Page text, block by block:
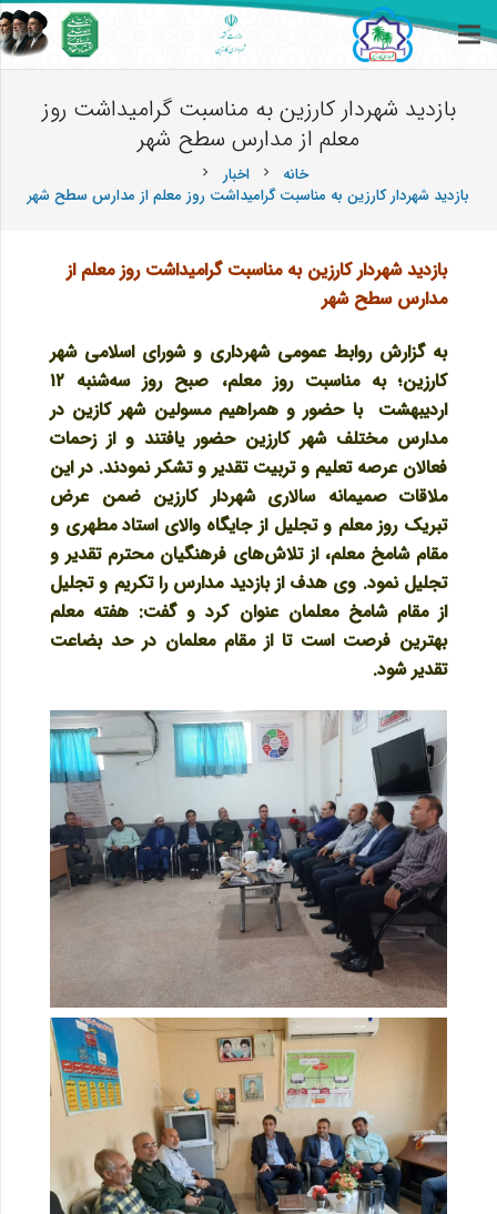
بازدید شهردار کارزین به مناسبت گرامیداشت روز
معلم از مدارس سطح شهر
خانه chevron_right اخبار chevron_right
بازدید شهردار کارزین به مناسبت گرامیداشت روز معلم از مدارس سطح شهر
بازدید شهردار کارزین به مناسبت گرامیداشت روز معلم از
مدارس سطح شهر
به گزارش روابط عمومی شهرداری و شورای اسلامی شهر
کارزین؛ به مناسبت روز معلم، صبح روز سه‌شنبه ۱۲
اردیبهشت با حضور و همراهیم مسولین شهر کازین در
مدارس مختلف شهر کارزینحضور یافتند و از زحمات
فعالان عرصه تعلیم و تربیت تقدیر و تشکر نمودند. در این
ملاقات صمیمانه سالاری شهردار کارزین ضمن عرض
تبریک روز معلم و تجلیل از جایگاه والای استاد مطهری و
مقام شامخ معلم، از تلاش‌های فرهنگیان محترم تقدیر و
تجلیل نمود. وی هدف از بازدید مدارس را تکریم و تجلیل
از مقام شامخ معلمان عنوان کرد و گفت: هفته معلم
بهترین فرصت است تا از مقام معلمان در حد بضاعت
تقدیر شود.